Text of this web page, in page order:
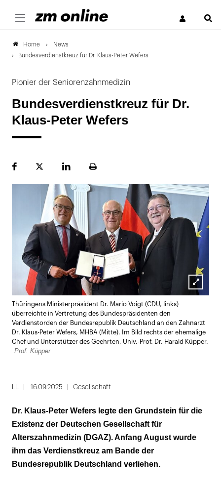
Home
News
Bundesverdienstkreuz für Dr. Klaus-Peter Wefers
Pionier der Seniorenzahnmedizin
Bundesverdienstkreuz für Dr.
Klaus-Peter Wefers
FacebookPlattformLinekdInSeite
Lightbox
Thüringens Ministerpräsident Dr. Mario Voigt (CDU, links)
überreichte in Vertretung des Bundespräsidenten den
Verdienstorden der Bundesrepublik Deutschland an den Zahnarzt
Dr. Klaus-Peter Wefers, MHBA (Mitte). Im Bild rechts der ehemalige
Chef und Unterstützer des Geehrten, Univ.-Prof. Dr. Harald Küpper.
Prof. Küpper
16.09.2025 Gesellschaft
Dr. Klaus-Peter Wefers legte den Grundstein für die
Existenz der Deutschen Gesellschaft für
Alterszahnmedizin (DGAZ). Anfang August wurde
ihm das Verdienstkreuz am Bande der
Bundesrepublik Deutschland verliehen.